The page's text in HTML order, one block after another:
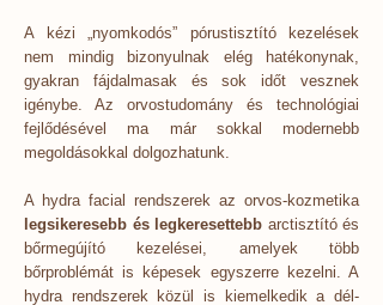
A kézi „nyomkodós” pórustisztító kezelések
nem mindig bizonyulnak elég hatékonynak,
gyakran fájdalmasak és sok időt vesznek
igénybe. Az orvostudomány és technológiai
fejlődésével ma már sokkal modernebb
megoldásokkal dolgozhatunk.
A hydra facial rendszerek az orvos-kozmetika
legsikeresebb és legkeresettebb arctisztító és
bőrmegújító kezelései, amelyek több
bőrproblémát is képesek egyszerre kezelni. A
hydra rendszerek közül is kiemelkedik a dél-